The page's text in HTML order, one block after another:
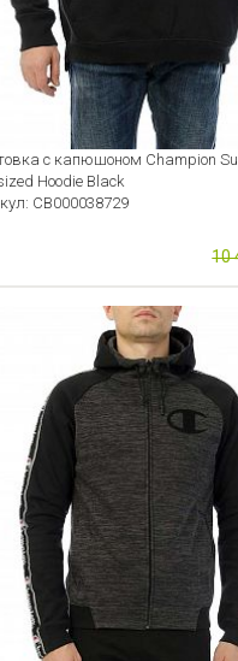
с капюшоном Champion
Hoodie Black
CB000038729
10